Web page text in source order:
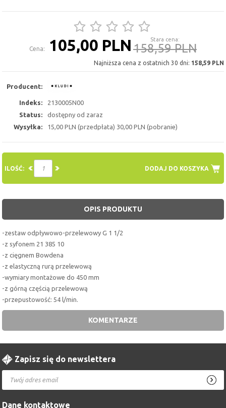
Cena: 105,00 PLN Stara cena:
158,59 PLN
Najniższa cena z ostatnich 30 dni: 158,59 PLN
Producent:
Indeks:
2130005N00
Status:
dostępny od zaraz
Wysyłka:
15,00 PLN (przedpłata) 30,00 PLN (pobranie)
DODAJ DO KOSZYKA
ILOŚĆ:
OPIS PRODUKTU
-zestaw odpływowo-przelewowy G 1 1/2
-z syfonem 21 385 10
-z cięgnem Bowdena
-z elastyczną rurą przelewową
-wymiary montażowe do 450 mm
-z górną częścią przelewową
-przepustowość: 54 l/min.
KOMENTARZE
Zapisz się do newslettera
Dane kontaktowe